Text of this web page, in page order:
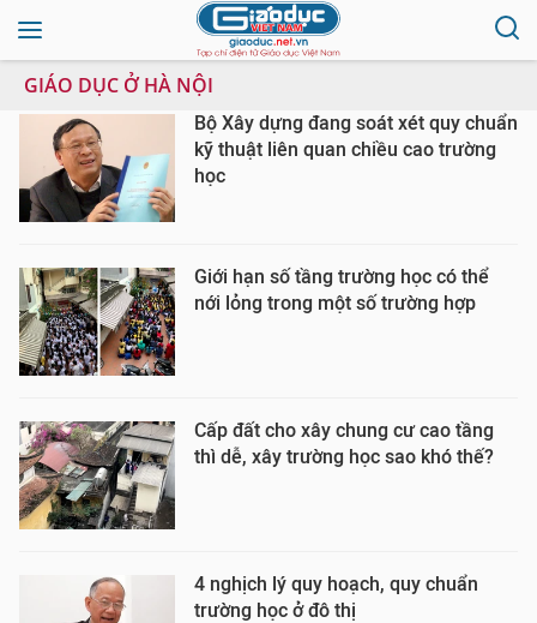
GIÁO DỤC Ở HÀ NỘI
Bộ Xây dựng đang soát xét quy chuẩn
kỹ thuật liên quan chiều cao trường
học
Giới hạn số tầng trường học có thể
nới lỏng trong một số trường hợp
Cấp đất cho xây chung cư cao tầng
thì dễ, xây trường học sao khó thế?
4 nghịch lý quy hoạch, quy chuẩn
trường học ở đô thị ​